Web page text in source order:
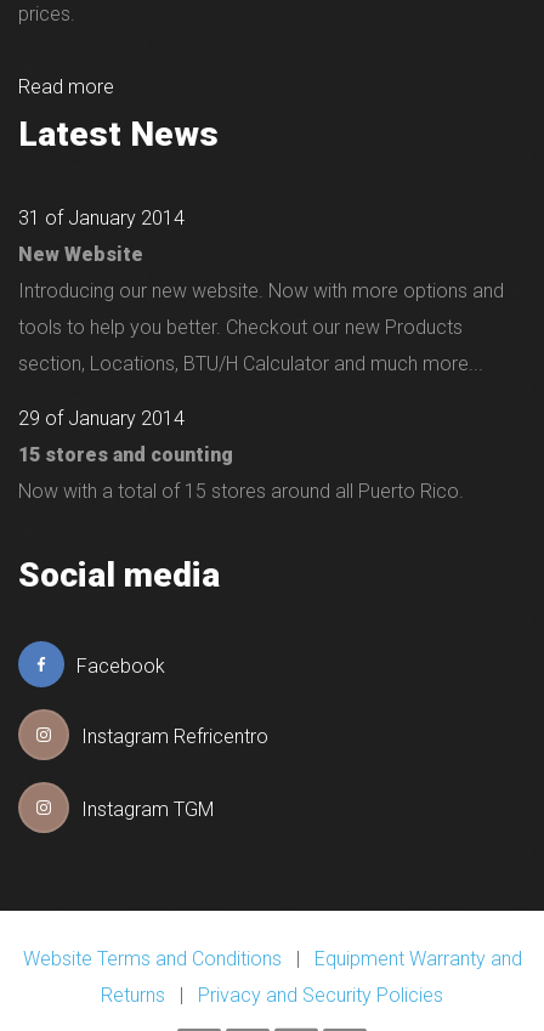
prices.
Read more
Latest News
31 of January 2014
New Website
Introducing our new website. Now with more options and
tools to help you better. Checkout our new Products
section, Locations, BTU/H Calculator and much more...
29 of January 2014
15 stores and counting
Now with a total of 15 stores around all Puerto Rico.
Social media
Facebook
Instagram Refricentro
Instagram TGM
Website Terms and Conditions | Equipment Warranty and
Returns | Privacy and Security Policies